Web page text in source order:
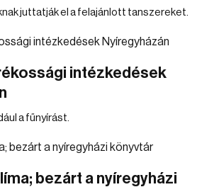
juttatják el a felajánlott tanszereket.
intézkedések
a fűnyírást.
bezárt a nyíregyházi